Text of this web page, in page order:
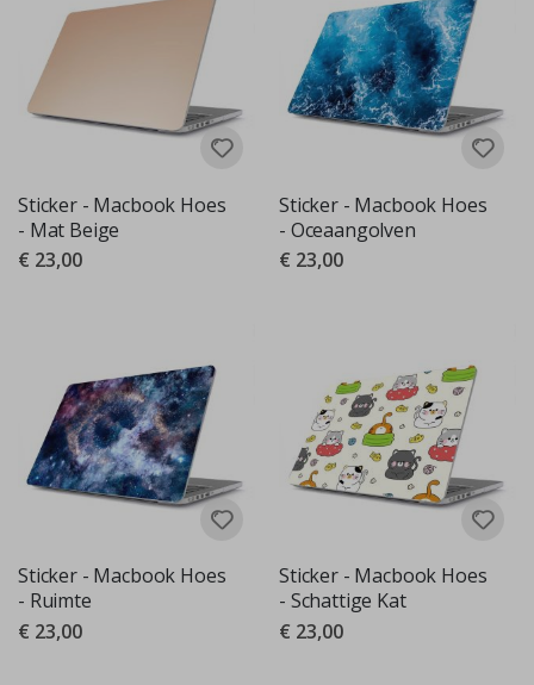
Sticker - Macbook Hoes
- Mat Beige
€ 23,00
Sticker - Macbook Hoes
- Oceaangolven
€ 23,00
Sticker - Macbook Hoes
- Ruimte
€ 23,00
Sticker - Macbook Hoes
- Schattige Kat
€ 23,00